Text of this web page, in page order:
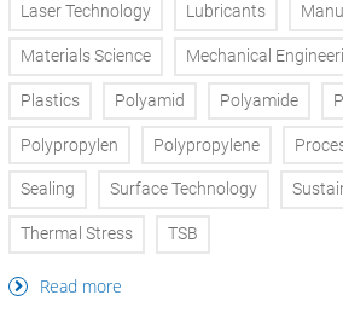
Laser Technology Lubricants
Materials Science Mechanical
Plastics Polyamid Polyamide
Polypropylen Polypropylene
Sealing Surface Technology
Thermal Stress TSB
Read more